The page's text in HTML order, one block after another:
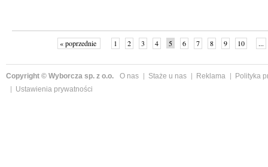
« poprzednie 1 2 3 4 5 6 7 8 9 10 ...
Copyright © Wyborcza sp. z o.o. O nas Staże u nas Reklama
Polityka
Ustawienia prywatności